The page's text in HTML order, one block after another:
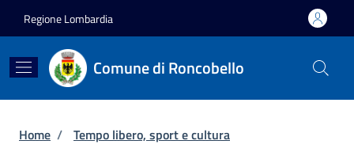
Regione Lombardia
Comune di Roncobello
Briciole di pane
Home / Tempo libero, sport e cultura